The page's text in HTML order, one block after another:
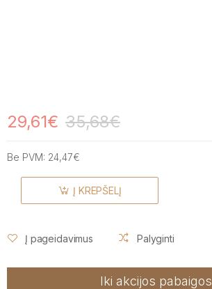
29,61€ 35,68€
Be PVM: 24,47€
Į KREPŠELĮ
Į pageidavimus Palyginti
Iki akcijos pabaigos